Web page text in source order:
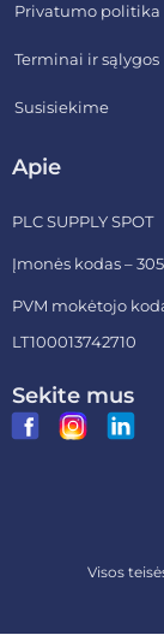
Privatumo politika
Terminai ir sąlygos
Susisiekime
Apie
PLC SUPPLY SPOT
Įmonės kodas –
PVM mokėtojo
LT100013742710
Sekite mus
Visos